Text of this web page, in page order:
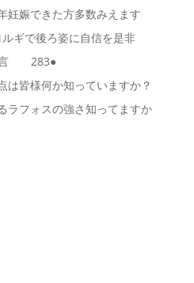
妊娠できた方多数みえます
ギで後ろ姿に自信を是非
言 283●
は皆様何か知っていますか？
ラフォスの強さ知ってますか